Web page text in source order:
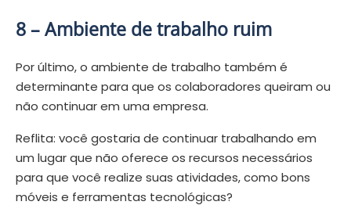
8 –Ambiente de trabalho ruim
Por último, o ambiente de trabalho também é
determinante para que os colaboradores queiram ou
não continuar em uma empresa.
Reflita: você gostaria de continuar trabalhando em
um lugar que não oferece os recursos necessários
para que você realize suas atividades, como bons
móveis e ferramentas tecnológicas?